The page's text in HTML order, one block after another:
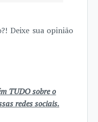
Deixe sua opinião
TUDO sobre o
redes sociais.